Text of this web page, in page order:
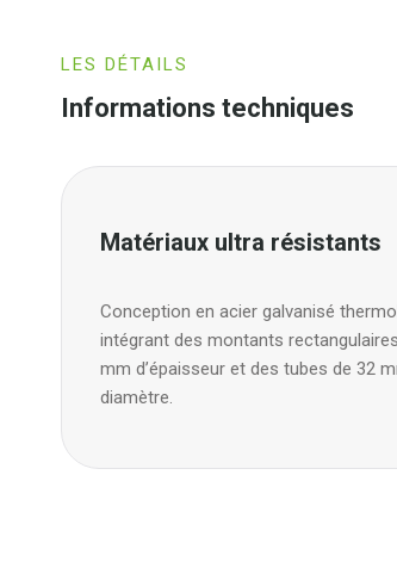
LES DÉTAILS
Informations techniques
Matériaux ultra résistants
Conception en acier galvanisé
intégrant des montants
mm d’épaisseur et des tubes de 32
diamètre.